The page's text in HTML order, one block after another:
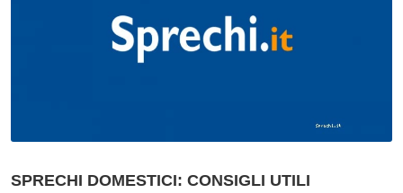
SPRECHI DOMESTICI: CONSIGLI UTILI